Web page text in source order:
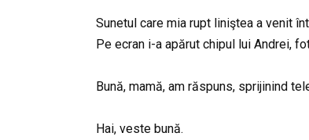
Sunetul care mia rupt liniştea a venit
Pe ecran i-a apărut chipul lui Andrei,
Bună, mamă, am răspuns, sprijinind
Hai, veste bună.